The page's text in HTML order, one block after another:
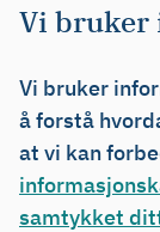
Vi bruker
Vi bruker
å forstå
at vi kan
samtykket